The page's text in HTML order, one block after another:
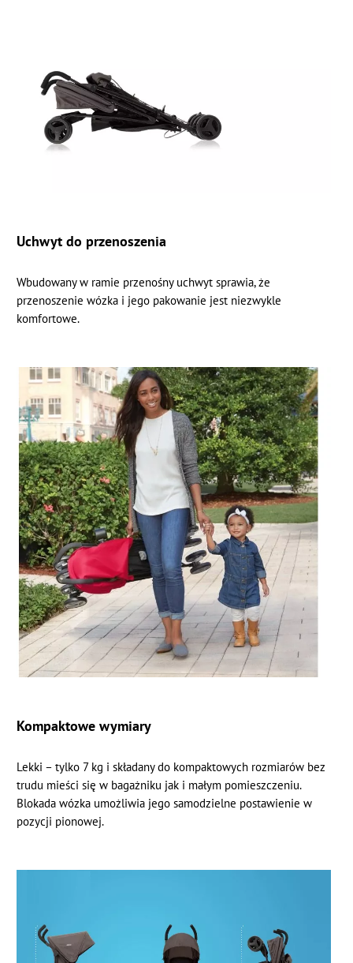
Uchwyt do przenoszenia
Wbudowany w ramie przenośny uchwyt sprawia, że
przenoszenie wózka i jego pakowanie jest niezwykle
komfortowe.
Kompaktowe wymiary
Lekki – tylko 7 kg i składany do kompaktowych rozmiarów bez
trudu mieści się w bagażniku jak i małym pomieszczeniu.
Blokada wózka umożliwia jego samodzielne postawienie w
pozycji pionowej.